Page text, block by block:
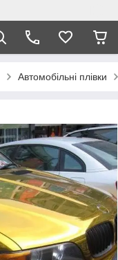
Автомобільні плівки